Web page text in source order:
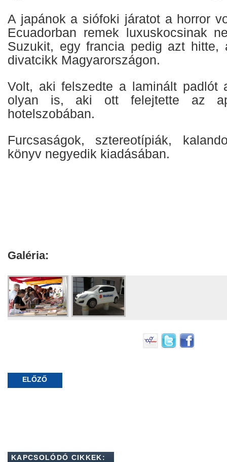
A japánok a siófoki járatot a horror
Ecuadorban remek luxuskocsinak
Suzukit, egy francia pedig azt hitte,
divatcikk Magyarországon.
Volt, aki felszedte a laminált padlót
olyan is, aki ott felejtette az
hotelszobában.
Furcsaságok, sztereotípiák,
könyv negyedik kiadásában.
Galéria:
ELŐZŐ
KAPCSOLÓDÓ CIKKEK: